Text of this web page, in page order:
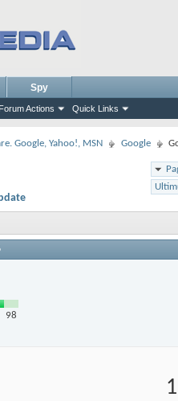
Forum Actions Quick Links
Spy
Google, Yahoo!, MSN Google
98